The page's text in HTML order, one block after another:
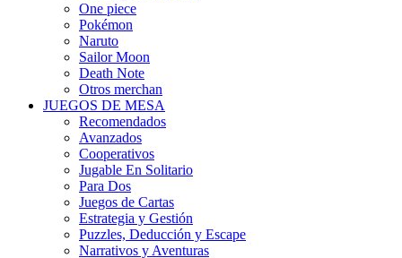
One piece
Pokémon
Naruto
Sailor Moon
Death Note
Otros merchan
JUEGOS DE MESA
Recomendados
Avanzados
Cooperativos
Jugable En Solitario
Para Dos
Juegos de Cartas
Estrategia y Gestión
Puzzles, Deducción y Escape
Narrativos y Aventuras